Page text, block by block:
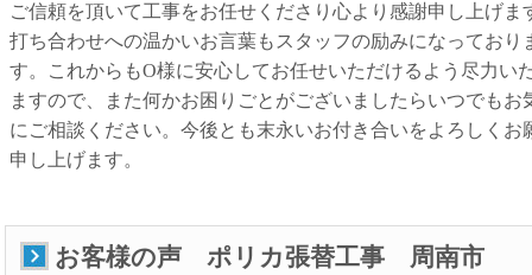
ご信頼を頂いて工事をお任せくださり心より感謝申し上げま
打ち合わせへの温かいお言葉もスタッフの励みになっており
す。これからもO様に安心してお任せいただけるよう尽力い
ますので、また何かお困りごとがございましたらいつでもお
にご相談ください。今後とも末永いお付き合いをよろしくお
申し上げます。
お客様の声 ポリカ張替工事 周南市